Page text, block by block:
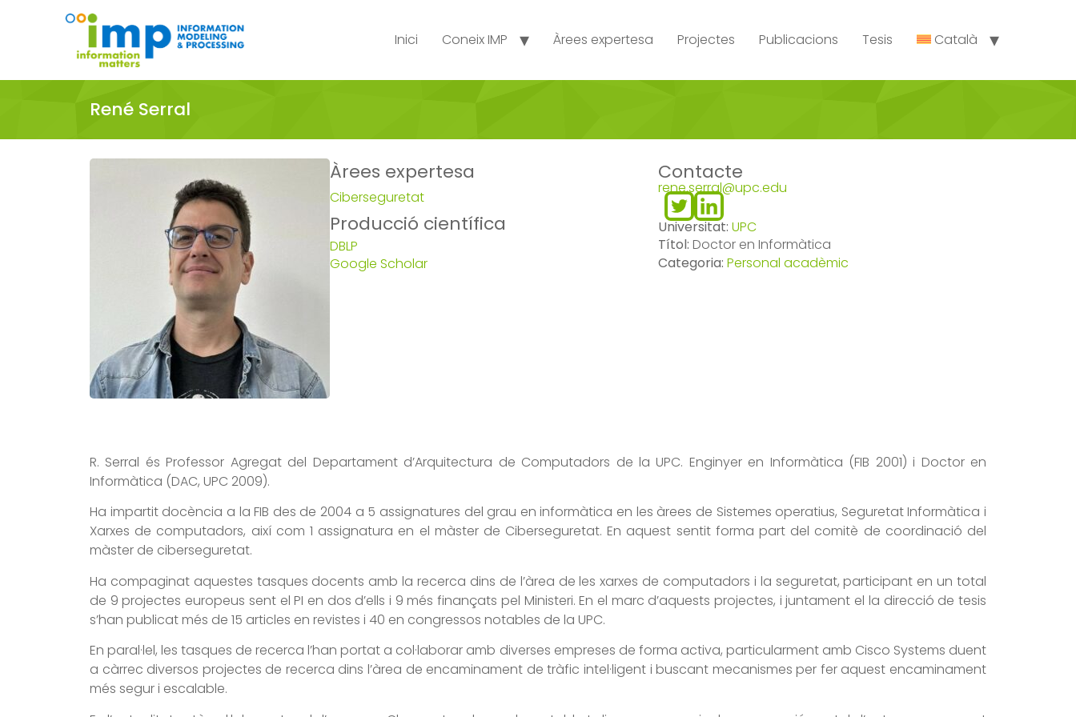
Inici Coneix IMP Àrees expertesa Projectes Publicacions Tesis Català
René Serral
Àrees expertesa
Ciberseguretat
Producció científica
DBLP
Google Scholar
Contacte
rene.serral@upc.edu
Universitat: UPC
Títol: Doctor en Informàtica
Categoria: Personal acadèmic
R. Serral és Professor Agregat del Departament d’Arquitectura de Computadors de la UPC. Enginyer en Informàtica (FIB 2001) i Doctor en
Informàtica (DAC, UPC 2009).
Ha impartit docència a la FIB des de 2004 a 5 assignatures del grau en informàtica en les àrees de Sistemes operatius, Seguretat Informàtica i
Xarxes de computadors, així com 1 assignatura en el màster de Ciberseguretat. En aquest sentit forma part del comitè de coordinació del
màster de ciberseguretat.
Ha compaginat aquestes tasques docents amb la recerca dins de l’àrea de les xarxes de computadors i la seguretat, participant en un total
de 9 projectes europeus sent el PI en dos d’ells i 9 més finançats pel Ministeri. En el marc d’aquests projectes, i juntament el la direcció de tesis
s’han publicat més de 15 articles en revistes i 40 en congressos notables de la UPC.
En paral·lel, les tasques de recerca l’han portat a col·laborar amb diverses empreses de forma activa, particularment amb Cisco Systems duent
a càrrec diversos projectes de recerca dins l’àrea de encaminament de tràfic intel·ligent i buscant mecanismes per fer aquest encaminament
més segur i escalable.